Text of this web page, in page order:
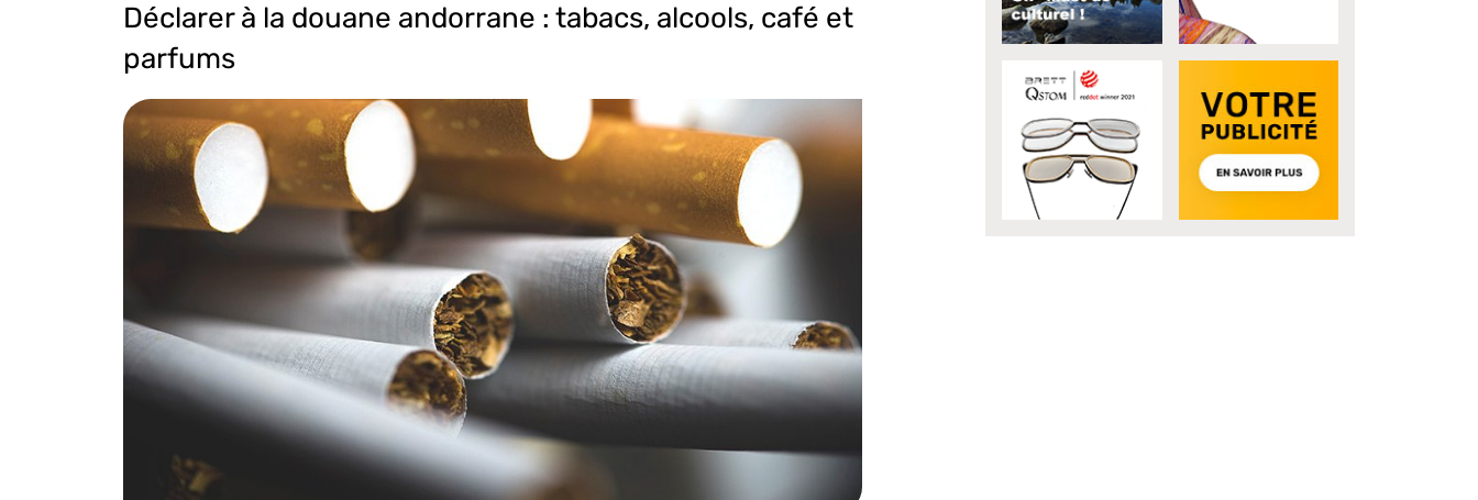
Déclarer à la douane andorrane : tabacs, alcools, café et
parfums